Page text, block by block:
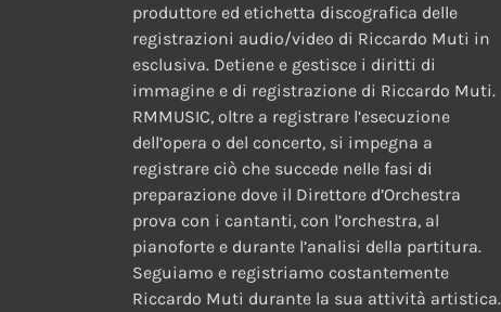
produttore ed etichetta discografica delle
registrazioni audio/video di Riccardo Muti in
esclusiva. Detiene e gestisce i diritti di
immagine e di registrazione di Riccardo Muti.
RMMUSIC, oltre a registrare l’esecuzione
dell’opera o del concerto, si impegna a
registrare ciò che succede nelle fasi di
preparazione dove il Direttore d’Orchestra
prova con i cantanti, con l’orchestra, al
pianoforte e durante l’analisi della partitura.
Seguiamo e registriamo costantemente
Riccardo Muti durante la sua attività artistica.